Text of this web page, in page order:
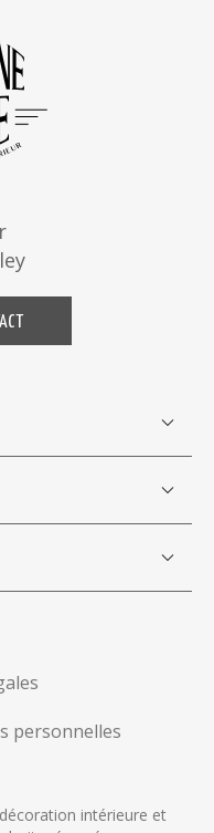
personnelles
intérieure et